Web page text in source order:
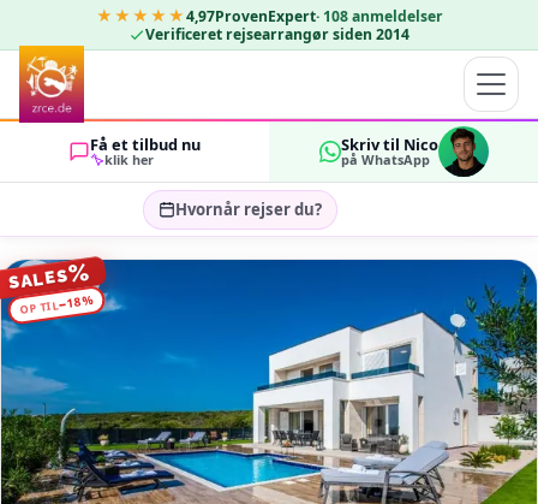
★★★★★4,97ProvenExpert· 108 anmeldelser
Verificeret rejsearrangør siden 2014
Få et tilbud nu
klik her
Skriv til Nico
på WhatsApp
Hvornår rejser du?
Vælg rejsedatoer…
GÆSTER
OK
SALES%
OP TIL−18%